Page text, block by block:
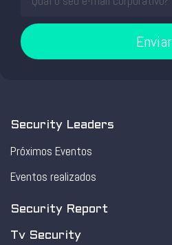
Enviar
Security Leaders
Próximos Eventos
Eventos realizados
Security Report
Tv Security